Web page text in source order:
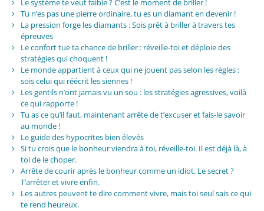
Le système te veut faible ? C’est le moment de briller !
Tu n’es pas une pierre ordinaire, tu es un diamant en devenir !
La pression forge les diamants : Sois prêt à briller à travers tes
épreuves
Le confort tue ta chance de briller : réveille-toi et déploie des
stratégies qui choquent !
Le monde appartient à ceux qui ne jouent pas selon les règles :
sois celui qui réécrit les siennes !
Les gentils n’ont jamais vu un sou : les stratégies agressives, voilà
ce qui rapporte !
Tu as ce qu’il faut, maintenant arrête de t’excuser et fais-le savoir
au monde !
Le guide des hypocrites bien élevés
Si tu crois que le bonheur viendra à toi, réveille-toi. Il est déjà là, à
toi de le choper.
Arrête de courir après le bonheur comme un idiot. Le secret ?
T’arrêter et vivre enfin.
Les autres peuvent te dire comment vivre, mais toi seul sais ce qui
te rend heureux.